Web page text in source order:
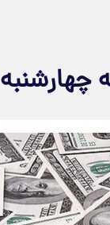
۱۷ تیر ۱۴۰۵